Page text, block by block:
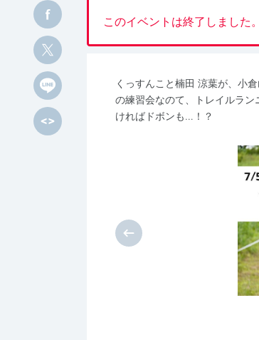
このイベントは終了しました。
くっすんこと楠田 涼葉が、小
の練習会なのて、トレイルラ
ければドボンも…！？